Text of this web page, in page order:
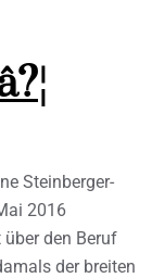
Steinberger-
2016
den Beruf
der breiten